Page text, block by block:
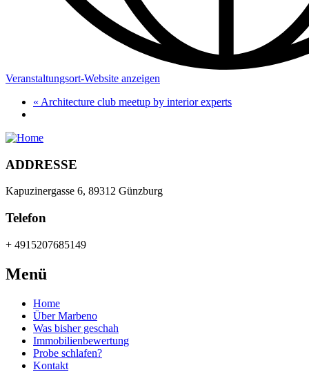
Veranstaltungsort-Website anzeigen
« Architecture club meetup by interior experts
ADDRESSE
Kapuzinergasse 6, 89312 Günzburg
Telefon
+ 4915207685149
Menü
Home
Über Marbeno
Was bisher geschah
Immobilienbewertung
Probe schlafen?
Kontakt